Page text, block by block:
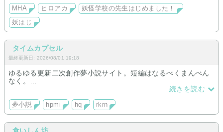
MHA
ヒロアカ
妖怪学校の先生はじめました！
妖はじ
タイムカプセル
最終更新日: 2026/08/01 19:18
ゆるゆる更新二次創作夢小説サイト。短編はなるべくまんべん
なく。
rkrn：尾浜と先輩の話
hpmi：一二三と日常(更新停止)
続きを読む
夢小説 hpmi hq rkrn